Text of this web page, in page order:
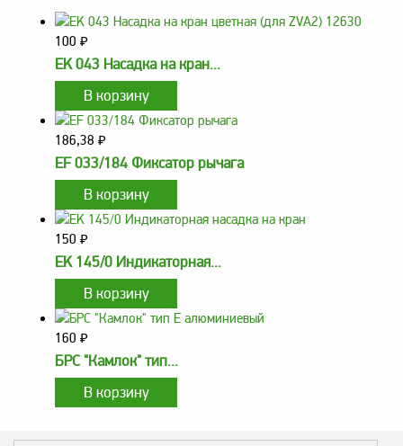
Счетчики и фильтры
Метрологическое
оборудование
Рукава, шланги и
техпластина МБС
Соединительная
Устройства
заземления
автоцистерн и
комплектующие
Продукция НПП
СЕНСОР
Газоаналитическое
оборудование
Эксплуатационное
100 ₽
EK 043 Насадка на кран...
186,38 ₽
EF 033/184 Фиксатор рычага
150 ₽
EK 145/0 Индикаторная...
160 ₽
БРС "Камлок" тип...